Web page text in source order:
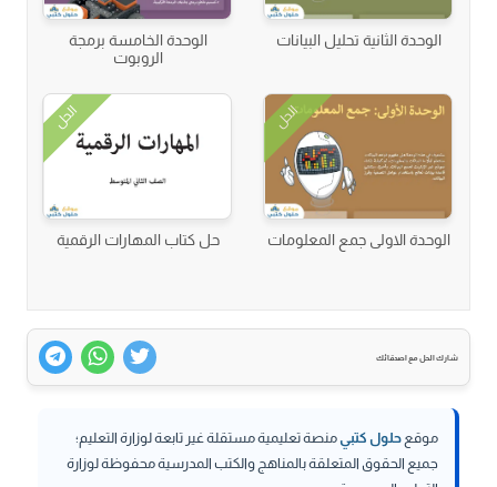
الوحدة الثانية تحليل البيانات
الوحدة الخامسة برمجة
الروبوت
الحل
الوحدة الاولى جمع المعلومات
الحل
حل كتاب المهارات الرقمية
شارك الحل مع اصدقائك
موقع حلول كتبيمنصة تعليمية مستقلة غير تابعة لوزارة التعليم؛
جميع الحقوق المتعلقة بالمناهج والكتب المدرسية محفوظة لوزارة